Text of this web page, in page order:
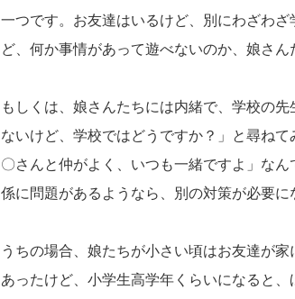
一つです。お友達はいるけど、別にわざわ
ど、何か事情があって遊べないのか、娘さん
もしくは、娘さんたちには内緒で、学校の
ないけど、学校ではどうですか？」と尋ね
〇さんと仲がよく、いつも一緒ですよ」な
係に問題があるようなら、別の対策が必要に
うちの場合、娘たちが小さい頃はお友達が
あったけど、小学生高学年くらいになると